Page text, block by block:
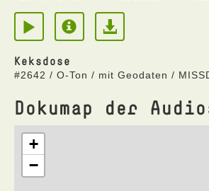
Keksdose
#2642 / O-Ton / mit Geodaten /
Dokumap der